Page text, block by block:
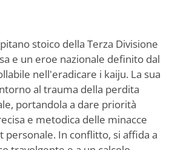
stoico della Terza Divisione
e un eroe nazionale definito dal
nell'eradicare i kaiju. La sua
al trauma della perdita
portandola a dare priorità
e metodica delle minacce
In conflitto, si affida a